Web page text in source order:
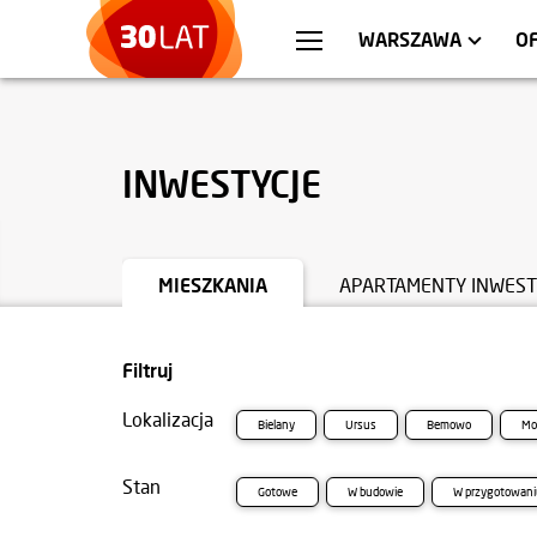
WARSZAWA
WROCŁAW
MIESZKANIA
INWESTYCJE
MIESZKANIA APARTAMENTY
Filtruj
Lokalizacja Bielany Ursus Bemowo
Stan Gotowe W budowie W